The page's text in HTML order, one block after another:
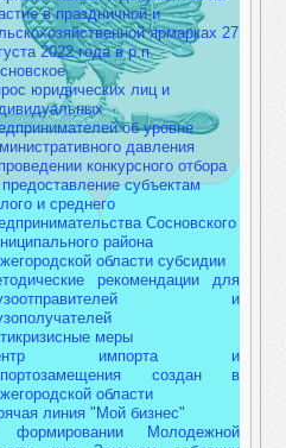
в праздничной и
ярмарках 27
2022 года в р.п.
юридических лиц и
об уровне
давления
конкурсного отбора
субъектам
и среднего
Сосновского
района
области субсидии
рекомендации для
и
меры
импорта и
создан в
области
линия "Мой бизнес"
Молодежной